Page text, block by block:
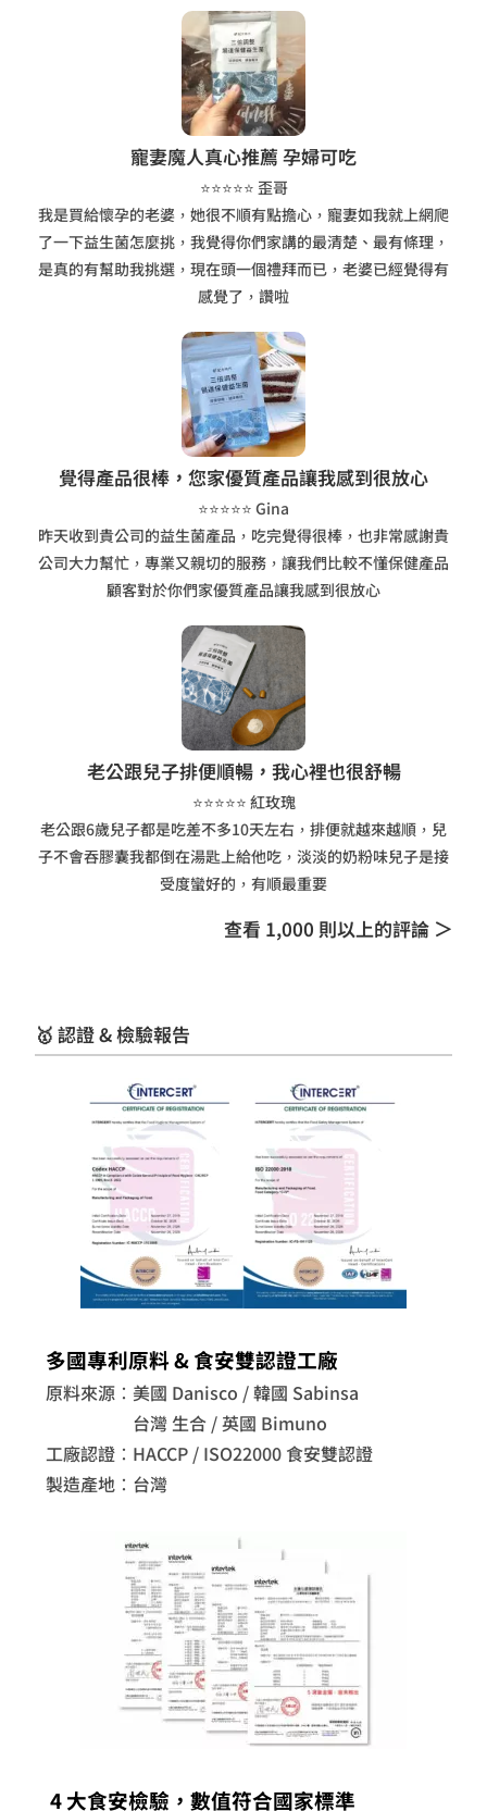
寵妻魔人真心推薦 孕婦可吃
⭐⭐⭐⭐⭐ 歪哥
我是買給懷孕的老婆，她很不順有點擔心，寵妻如我就上網爬
了一下益生菌怎麼挑，我覺得你們家講的最清楚、最有條理，
是真的有幫助我挑選，現在頭一個禮拜而已，老婆已經覺得有
感覺了，讚啦
覺得產品很棒，您家優質產品讓我感到很放心
⭐⭐⭐⭐⭐ Gina
昨天收到貴公司的益生菌產品，吃完覺得很棒，也非常感謝貴
公司大力幫忙，專業又親切的服務，讓我們比較不懂保健產品
顧客對於你們家優質產品讓我感到很放心
老公跟兒子排便順暢，我心裡也很舒暢
⭐⭐⭐⭐⭐ 紅玫瑰
老公跟6歲兒子都是吃差不多10天左右，排便就越來越順，兒
子不會吞膠囊我都倒在湯匙上給他吃，淡淡的奶粉味兒子是接
受度蠻好的，有順最重要
查看 1,000 則以上的評論 ＞
🥇 認證 & 檢驗報告
多國專利原料 & 食安雙認證工廠
原料來源：美國 Danisco / 韓國 Sabinsa
台灣 生合 / 英國 Bimuno
工廠認證：HACCP / ISO22000 食安雙認證
製造產地：台灣
4 大食安檢驗，數值符合國家標準